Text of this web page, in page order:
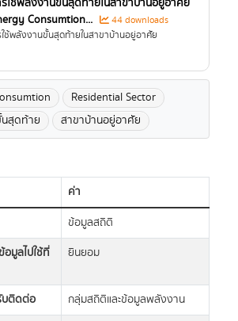
ใช้พลังงานขั้นสุดท้ายในสาขาบ้านอยู่อาศัย
Consumtion...
44 downloads
ช้พลังงานขั้นสุดท้ายในสาขาบ้านอยู่อาศัย
Residential Sector
สุดท้าย
สาขาบ้านอยู่อาศัย
ค่า
ข้อมูลสถิติ
มูลไปใช้ที่
ยินยอม
บติดต่อ
กลุ่มสถิติและข้อมูลพลังงาน